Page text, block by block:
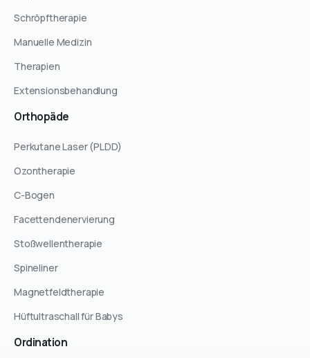
Schröpftherapie
Manuelle Medizin
Therapien
Extensionsbehandlung
Orthopäde
Perkutane Laser (PLDD)
Ozontherapie
C-Bogen
Facettendenervierung
Stoßwellentherapie
Spineliner
Magnetfeldtherapie
Hüftultraschall für Babys
Ordination